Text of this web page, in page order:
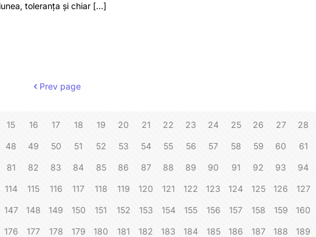
toleranța și chiar […]
Prev page
15 16 17 18 19 20 21 22 23 24 25 26 27 28
48 49 50 51 52 53 54 55 56 57 58 59 60 61
81 82 83 84 85 86 87 88 89 90 91 92 93 94
114 115 116 117 118 119 120 121 122 123 124 125 126 127
147 148 149 150 151 152 153 154 155 156 157 158 159 160
176 177 178 179 180 181 182 183 184 185 186 187 188 189